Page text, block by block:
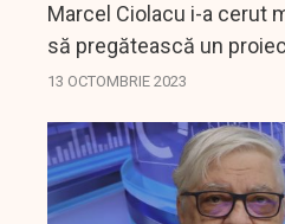
Marcel Ciolacu i-a cerut
să pregătească un
perioadei de plafonare
13 OCTOMBRIE 2023